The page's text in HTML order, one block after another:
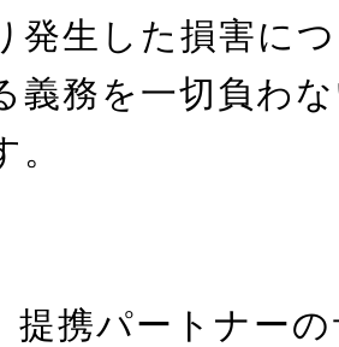
発生した損害に
義務を一切負わ
。
提携パートナー